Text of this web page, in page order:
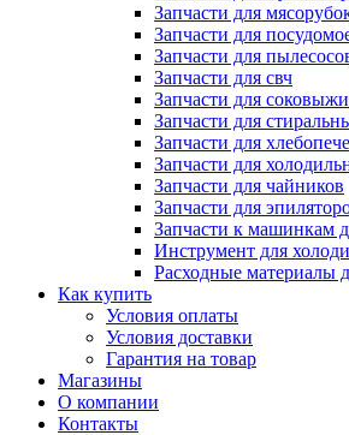
Запчасти для
Запчасти для
Запчасти для
Запчасти для свч
Запчасти для
Запчасти для
Запчасти для
Запчасти для
Запчасти для чайников
Запчасти для
Запчасти к машинкам
Инструмент для
Расходные материалы
Как купить
Условия оплаты
Условия доставки
Гарантия на товар
Магазины
О компании
Контакты